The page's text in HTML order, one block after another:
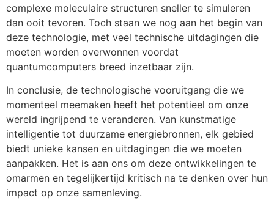
complexe moleculaire structuren sneller te simuleren
dan ooit tevoren. Toch staan we nog aan het begin van
deze technologie, met veel technische uitdagingen die
moeten worden overwonnen voordat
quantumcomputers breed inzetbaar zijn.
In conclusie, de technologische vooruitgang die we
momenteel meemaken heeft het potentieel om onze
wereld ingrijpend te veranderen. Van kunstmatige
intelligentie tot duurzame energiebronnen, elk gebied
biedt unieke kansen en uitdagingen die we moeten
aanpakken. Het is aan ons om deze ontwikkelingen te
omarmen en tegelijkertijd kritisch na te denken over hun
impact op onze samenleving.